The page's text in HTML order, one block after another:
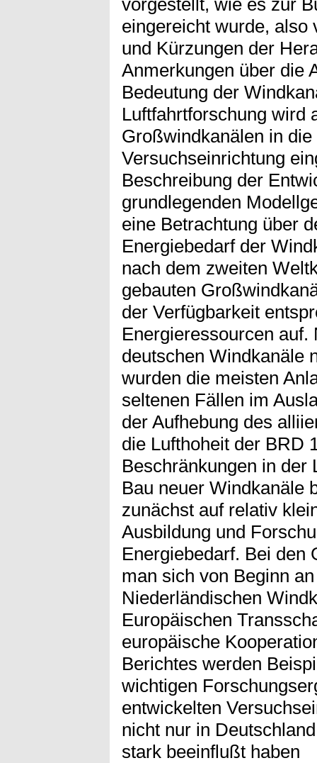
vorgestellt, wie es zur
eingereicht wurde, also
und Kürzungen der
Anmerkungen über die
Bedeutung der
Luftfahrtforschung wird
Großwindkanälen in
Versuchseinrichtung
Beschreibung der
grundlegenden
eine Betrachtung über
Energiebedarf der
nach dem zweiten
gebauten
der Verfügbarkeit
Energieressourcen
deutschen Windkanäle
wurden die meisten
seltenen Fällen im
der Aufhebung des
die Lufthoheit der BRD
Beschränkungen in der
Bau neuer Windkanäle
zunächst auf relativ
Ausbildung und
Energiebedarf. Bei den
man sich von Beginn
Niederländischen
Europäischen
europäische
Berichtes werden
wichtigen
entwickelten
nicht nur in
stark beeinflußt haben